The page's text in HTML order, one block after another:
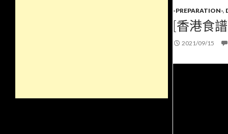
-PREPARATION-,
[香港食
2021/09/15